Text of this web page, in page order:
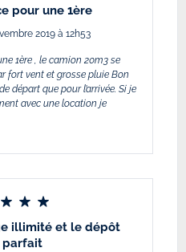
pour une 1ère
2019 à 12h53
1ère , le camion 20m3 se
fort vent et grosse pluie Bon
départ que pour l’arrivée. Si je
avec une location je
illimité et le dépôt
parfait